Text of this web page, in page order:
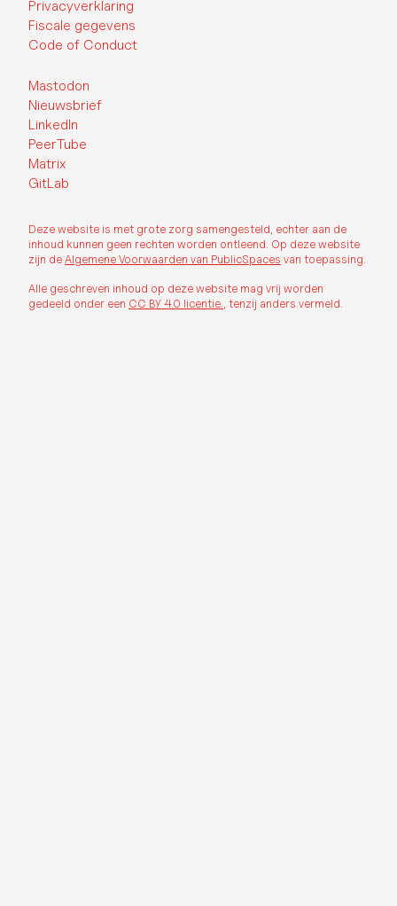
Privacyverklaring
Fiscale gegevens
Code of Conduct
Mastodon
Nieuwsbrief
LinkedIn
PeerTube
Matrix
GitLab
Deze website is met grote zorg samengesteld, echter aan de
inhoud kunnen geen rechten worden ontleend. Op deze website
zijn de Algemene Voorwaarden van PublicSpaces van toepassing.
Alle geschreven inhoud op deze website mag vrij worden
gedeeld onder een CC BY 4.0 licentie. , tenzij anders vermeld.